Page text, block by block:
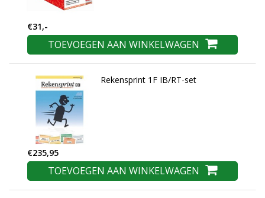
€31,-
TOEVOEGEN AAN WINKELWAGEN
Rekensprint 1F IB/RT-set
€235,95
TOEVOEGEN AAN WINKELWAGEN